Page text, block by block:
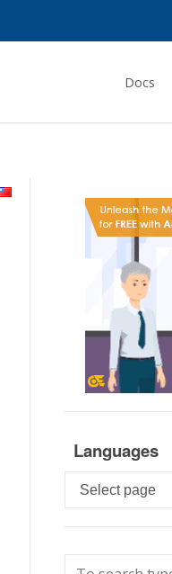
Docs
Languages
Languages